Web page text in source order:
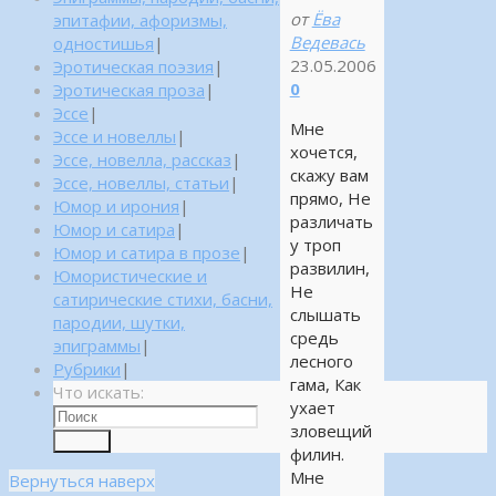
от Ёва
Ведевась
23.05.2006
0
Мне
хочется,
скажу вам
прямо, Не
различать
у троп
развилин,
Не
слышать
средь
лесного
гама, Как
ухает
зловещий
филин.
Мне
эпитафии, афоризмы,
одностишья |
Эротическая поэзия |
Эротическая проза |
Эссе |
Эссе и новеллы |
Эссе, новелла, рассказ |
Эссе, новеллы, статьи |
Юмор и ирония |
Юмор и сатира |
Юмор и сатира в прозе |
Юмористические и
сатирические стихи, басни,
пародии, шутки,
эпиграммы |
Рубрики |
Что искать:
Вернуться наверх